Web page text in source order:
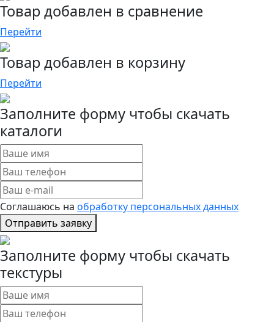
Товар добавлен в сравнение
Перейти
Товар добавлен в корзину
Перейти
Заполните форму чтобы скачать
каталоги
Соглашаюсь на обработку персональных данных
Отправить заявку
Заполните форму чтобы скачать
текстуры